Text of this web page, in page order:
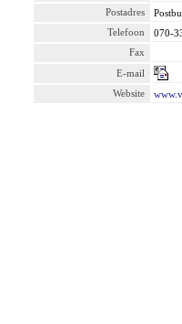
Postadres
Telefoon
070-
Fax
E-mail
Website